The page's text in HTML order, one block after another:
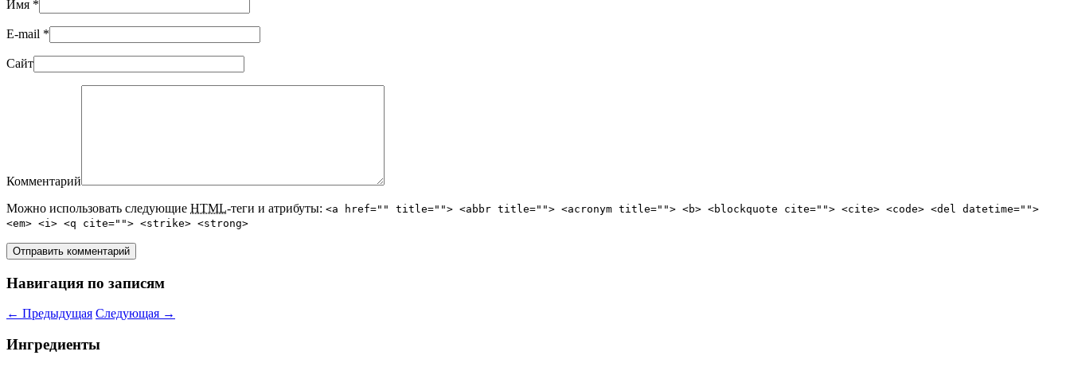
Имя *
E-mail *
Сайт
Комментарий
Можно использовать следующие HTML-теги и атрибуты: <a href="" title=""> <abbr title=""> <acronym title=""> <b> <blockquote cite=""> <cite> <code> <del datetime="">
<em> <i> <q cite=""> <strike> <strong>
Навигация по записям
← Предыдущая Следующая →
Ингредиенты